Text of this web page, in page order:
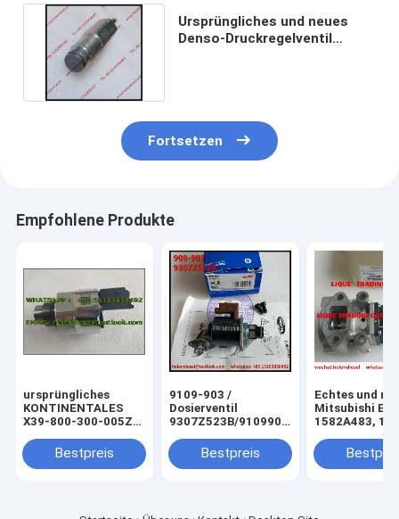
Ursprüngliches und neues
Denso-Druckregelventil
Fortsetzen
Empfohlene Produkte
ursprüngliches
KONTINENTALES
X39-800-300-005Z
(PCV), Steuergerät
A2C59506225, PSA
Bestpreis
9109-903 /
Dosierventil
9307Z523B/9109903
und SSANGYONG KIA
Bestpreis
Echtes und
Mitsubishi
1582A483,
Mitsubishi